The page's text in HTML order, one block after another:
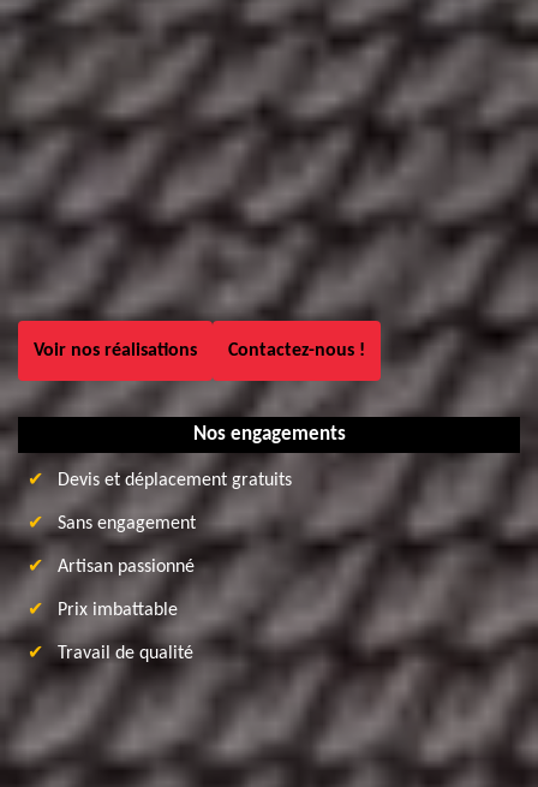
Voir nos réalisations Contactez-nous !
Nos engagements
Devis et déplacement gratuits
Sans engagement
Artisan passionné
Prix imbattable
Travail de qualité